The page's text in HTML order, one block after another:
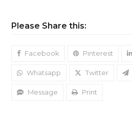
Please Share this:
Facebook Pinterest
Whatsapp Twitter
Message Print